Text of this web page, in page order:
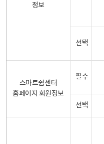
정보
선택
스마트쉼센터
홈페이지 회원정보
필수
선택